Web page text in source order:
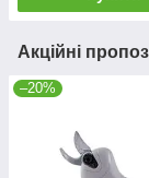
Акційні
–20%